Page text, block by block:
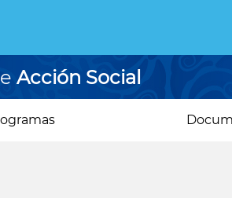
Acción Social